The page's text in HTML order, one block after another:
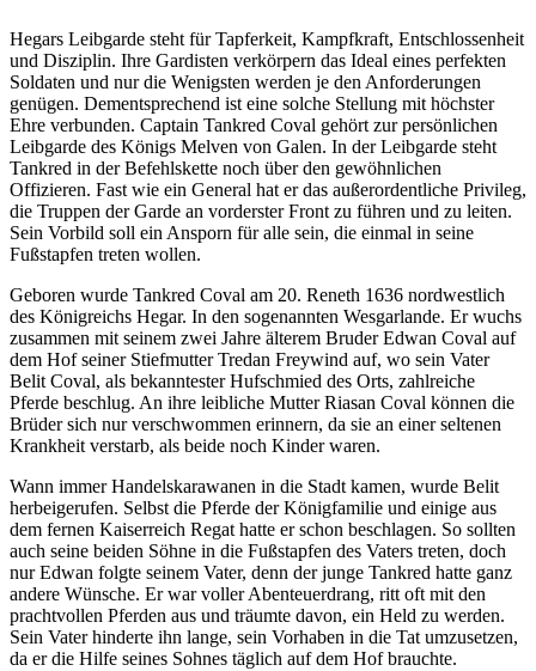
Hegars Leibgarde steht für Tapferkeit, Kampfkraft, Entschlossenheit
und Disziplin. Ihre Gardisten verkörpern das Ideal eines perfekten
Soldaten und nur die Wenigsten werden je den Anforderungen
genügen. Dementsprechend ist eine solche Stellung mit höchster
Ehre verbunden. Captain Tankred Coval gehört zur persönlichen
Leibgarde des Königs Melven von Galen. In der Leibgarde steht
Tankred in der Befehlskette noch über den gewöhnlichen
Offizieren. Fast wie ein General hat er das außerordentliche Privileg,
die Truppen der Garde an vorderster Front zu führen und zu leiten.
Sein Vorbild soll ein Ansporn für alle sein, die einmal in seine
Fußstapfen treten wollen.
Geboren wurde Tankred Coval am 20. Reneth 1636 nordwestlich
des Königreichs Hegar. In den sogenannten Wesgarlande. Er wuchs
zusammen mit seinem zwei Jahre älterem Bruder Edwan Coval auf
dem Hof seiner Stiefmutter Tredan Freywind auf, wo sein Vater
Belit Coval, als bekanntester Hufschmied des Orts, zahlreiche
Pferde beschlug. An ihre leibliche Mutter Riasan Coval können die
Brüder sich nur verschwommen erinnern, da sie an einer seltenen
Krankheit verstarb, als beide noch Kinder waren.
Wann immer Handelskarawanen in die Stadt kamen, wurde Belit
herbeigerufen. Selbst die Pferde der Königfamilie und einige aus
dem fernen Kaiserreich Regat hatte er schon beschlagen. So sollten
auch seine beiden Söhne in die Fußstapfen des Vaters treten, doch
nur Edwan folgte seinem Vater, denn der junge Tankred hatte ganz
andere Wünsche. Er war voller Abenteuerdrang, ritt oft mit den
prachtvollen Pferden aus und träumte davon, ein Held zu werden.
Sein Vater hinderte ihn lange, sein Vorhaben in die Tat umzusetzen,
da er die Hilfe seines Sohnes täglich auf dem Hof brauchte.